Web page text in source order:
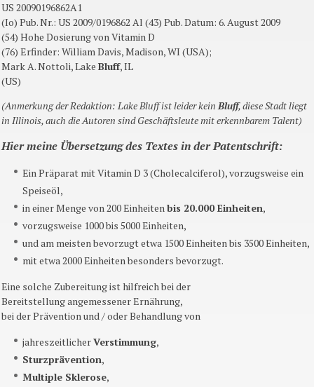
US 20090196862A1
(Io) Pub. Nr.: US 2009/0196862 Al (43) Pub. Datum: 6. August 2009
(54) Hohe Dosierung von Vitamin D
(76) Erfinder: William Davis, Madison, WI (USA);
Mark A.Nottoli, Lake Bluff, IL
(US)
(Anmerkung der Redaktion: Lake Bluff ist leider keinBluff, diese Stadt liegt
in Illinois, auch die Autoren sind Geschäftsleute mit erkennbarem Talent)
Hier meine Übersetzung des Textes in der Patentschrift:
Ein Präparat mit Vitamin D 3 (Cholecalciferol), vorzugsweise ein
Speiseöl,
in einer Menge von 200 Einheitenbis 20.000 Einheiten,
vorzugsweise 1000 bis 5000 Einheiten,
und am meisten bevorzugt etwa 1500 Einheiten bis 3500 Einheiten,
mit etwa 2000 Einheiten besonders bevorzugt.
Eine solche Zubereitung ist hilfreich bei der
Bereitstellung angemessener Ernährung,
bei der Prävention und / oder Behandlung von
jahreszeitlicherVerstimmung,
Sturzprävention,
Multiple Sklerose,